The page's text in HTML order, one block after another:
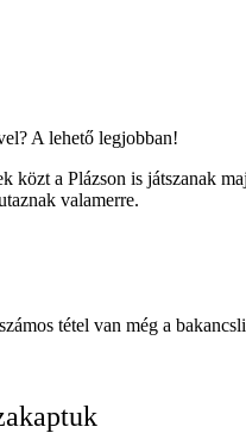
A lehető legjobban!
közt a Plázson is játszanak
valamerre.
tétel van még a